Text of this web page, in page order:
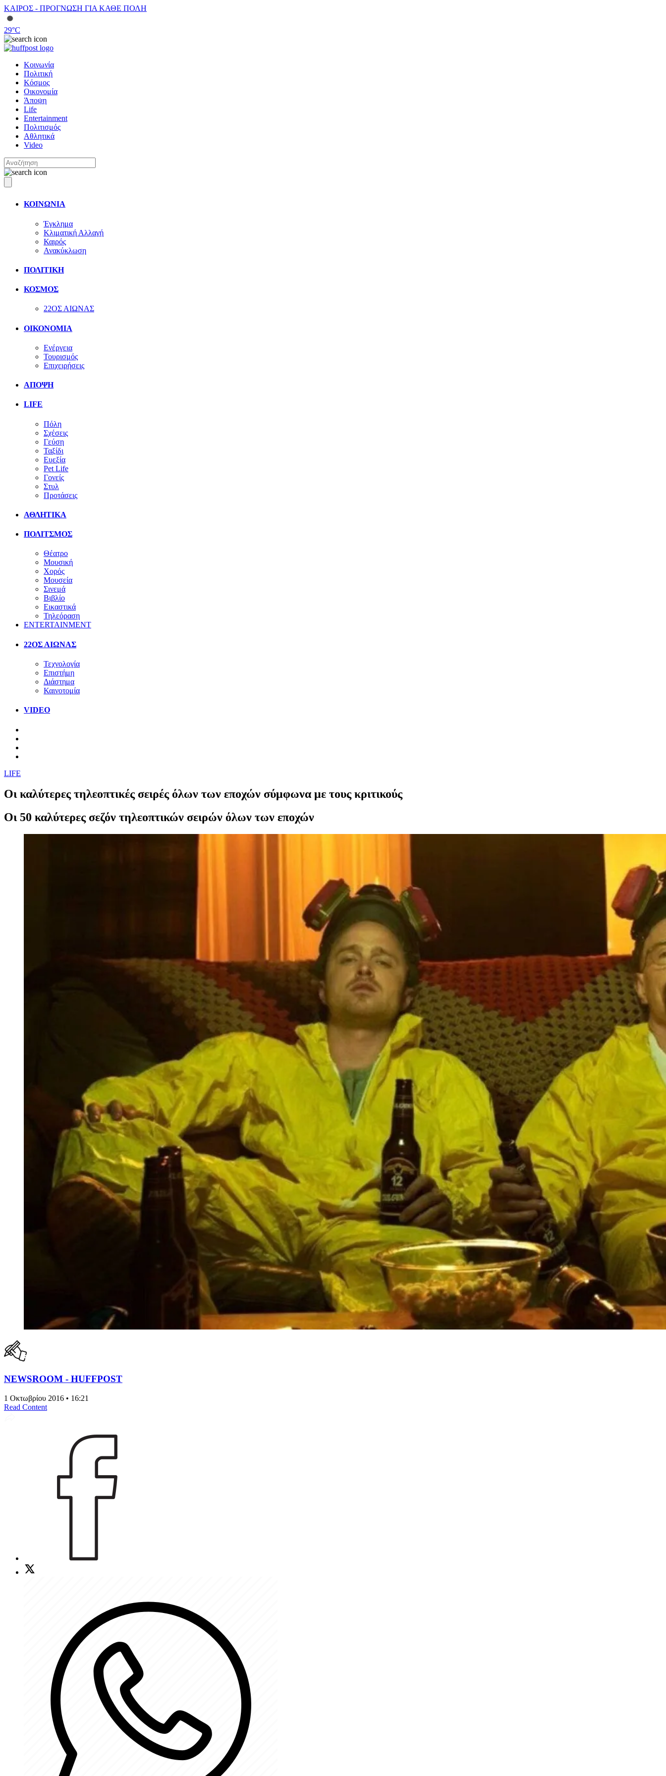
ΚΑΙΡΟΣ - ΠΡΟΓΝΩΣΗ ΓΙΑ ΚΑΘΕ ΠΟΛΗ
29°C
Κοινωνία
Πολιτική
Κόσμος
Οικονομία
Άποψη
Life
Entertainment
Πολιτισμός
Αθλητικά
Video
ΚΟΙΝΩΝΙΑ
Έγκλημα
Κλιματική Αλλαγή
Καιρός
Ανακύκλωση
ΠΟΛΙΤΙΚΗ
ΚΟΣΜΟΣ
22ΟΣ ΑΙΩΝΑΣ
ΟΙΚΟΝΟΜΙΑ
Ενέργεια
Τουρισμός
Επιχειρήσεις
ΑΠΟΨΗ
LIFE
Πόλη
Σχέσεις
Γεύση
Ταξίδι
Ευεξία
Pet Life
Γονείς
Στυλ
Προτάσεις
ΑΘΛΗΤΙΚΑ
ΠΟΛΙΤΣΜΟΣ
Θέατρο
Μουσική
Χορός
Μουσεία
Σινεμά
Βιβλίο
Εικαστικά
Τηλεόραση
ENTERTAINMENT
22ΟΣ ΑΙΩΝΑΣ
Τεχνολογία
Επιστήμη
Διάστημα
Καινοτομία
VIDEO
LIFE
Οι καλύτερες τηλεοπτικές σειρές όλων των εποχών σύμφωνα με τους κριτικούς
Οι 50 καλύτερες σεζόν τηλεοπτικών σειρών όλων των εποχών
NEWSROOM - HUFFPOST
1 Οκτωβρίου 2016 • 16:21
Read Content